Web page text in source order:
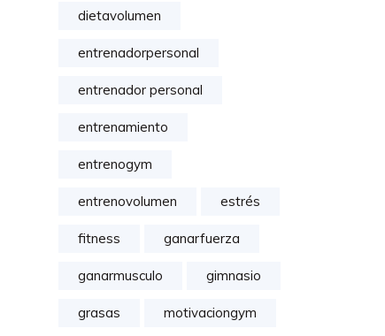
dietavolumen
entrenadorpersonal
entrenador personal
entrenamiento
entrenogym
entrenovolumen estrés
fitness ganarfuerza
ganarmusculo gimnasio
grasas motivaciongym